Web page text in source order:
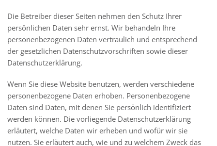
Die Betreiber dieser Seiten nehmen den Schutz Ihrer
persönlichen Daten sehr ernst. Wir behandeln Ihre
personenbezogenen Daten vertraulich und entsprechend
der gesetzlichen Datenschutzvorschriften sowie dieser
Datenschutzerklärung.
Wenn Sie diese Website benutzen, werden verschiedene
personenbezogene Daten erhoben. Personenbezogene
Daten sind Daten, mit denen Sie persönlich identifiziert
werden können. Die vorliegende Datenschutzerklärung
erläutert, welche Daten wir erheben und wofür wir sie
nutzen. Sie erläutert auch, wie und zu welchem Zweck das